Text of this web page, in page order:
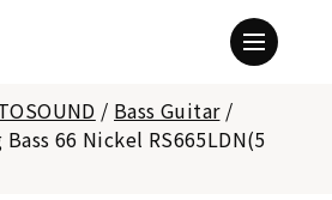
/ Bass Guitar/
Bass 66 Nickel RS665LDN(5